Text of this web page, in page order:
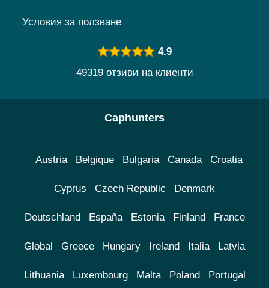
Условия за ползване
4.9
49319 отзиви на клиенти
Caphunters
Austria Belgique Bulgaria Canada Croatia
Cyprus Czech Republic Denmark
Deutschland España Estonia Finland France
Global Greece Hungary Ireland Italia Latvia
Lithuania Luxembourg Malta Poland Portugal